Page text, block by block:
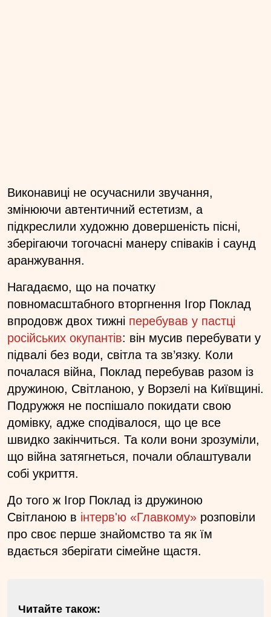
Виконавиці не осучаснили звучання,
змінюючи автентичний естетизм, а
підкреслили художню довершеність пісні,
зберігаючи тогочасні манеру співаків і саунд
аранжування.
Нагадаємо, що на початку
повномасштабного вторгнення Ігор Поклад
впродовж двох тижні перебував у пастці
російських окупантів: він мусив перебувати у
підвалі без води, світла та зв’язку. Коли
почалася війна, Поклад перебував разом із
дружиною, Світланою, у Ворзелі на Київщині.
Подружжя не поспішало покидати свою
домівку, адже сподівалося, що це все
швидко закінчиться. Та коли вони зрозуміли,
що війна затягнеться, почали облаштували
собі укриття.
До того ж Ігор Поклад із дружиною
Світланою в інтерв'ю «Главкому» розповіли
про своє перше знайомство та як їм
вдається зберігати сімейне щастя.
Читайте також: